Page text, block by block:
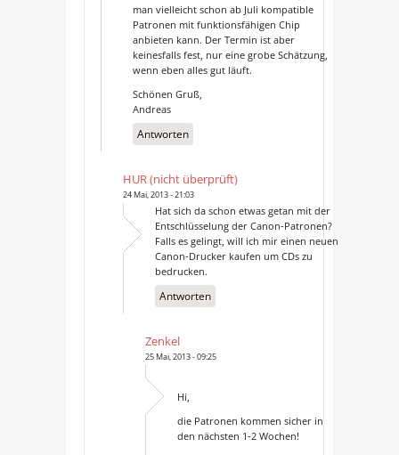
man vielleicht schon ab Juli kompatible
Patronen mit funktionsfähigen Chip
anbieten kann. Der Termin ist aber
keinesfalls fest, nur eine grobe Schätzung,
wenn eben alles gut läuft.
Schönen Gruß,
Andreas
Antworten
HUR (nicht überprüft)
24 Mai, 2013 - 21:03
Hat sich da schon etwas getan mit der
Entschlüsselung der Canon-Patronen?
Falls es gelingt, will ich mir einen neuen
Canon-Drucker kaufen um CDs zu
bedrucken.
Antworten
Zenkel
25 Mai, 2013 - 09:25
Hi,
die Patronen kommen sicher in
den nächsten 1-2 Wochen!